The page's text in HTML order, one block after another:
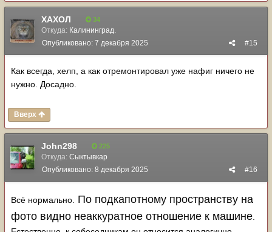
ХАХОЛ 34
Откуда: Калининград.
#15
Опубликовано: 7 декабря 2025
Как всегда, хелп, а как отремонтировал уже нафиг ничего не
нужно. Досадно.
Вверх
John298 225
Откуда: Сыктывкар
#16
Опубликовано: 8 декабря 2025
Всё нормально.
По подкапотному пространству на
фото видно неаккуратное отношение к машине